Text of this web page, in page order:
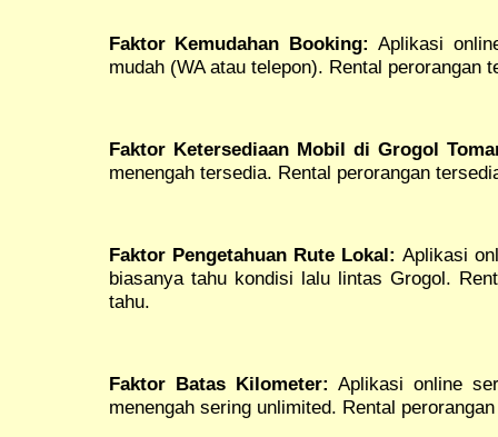
Faktor Kemudahan Booking: Aplikasi
mudah (WA atau telepon). Rental perorangan
Faktor Ketersediaan Mobil di Grogol
menengah tersedia. Rental perorangan
Faktor Pengetahuan Rute Lokal: Aplikasi
biasanya tahu kondisi lalu lintas Grogol.
tahu.
Faktor Batas Kilometer: Aplikasi online
menengah sering unlimited. Rental